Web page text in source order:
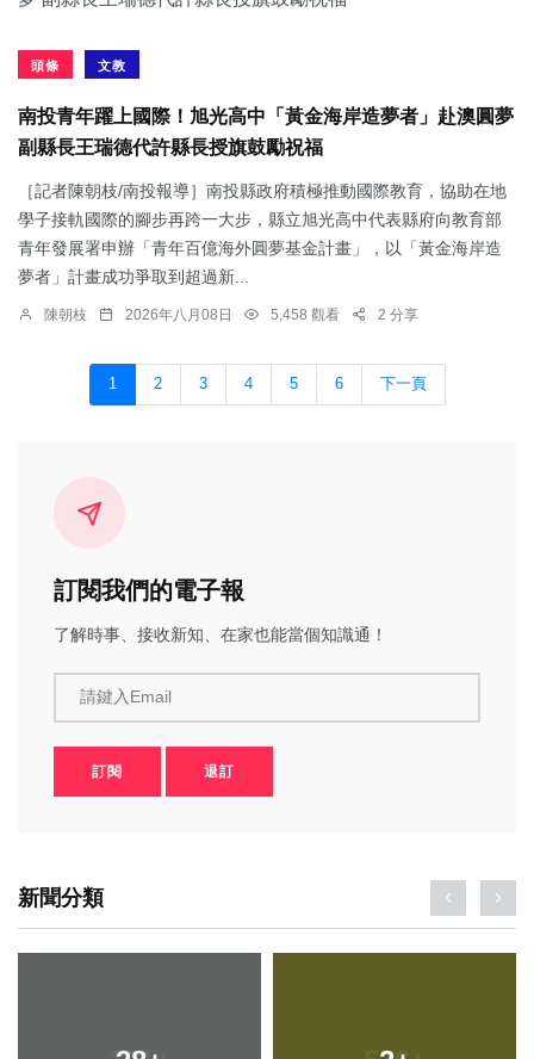
頭條 文教
南投青年躍上國際！旭光高中「黃金海岸造夢者」赴澳圓夢
副縣長王瑞德代許縣長授旗鼓勵祝福
［記者陳朝枝/南投報導］南投縣政府積極推動國際教育，協助在地
學子接軌國際的腳步再跨一大步，縣立旭光高中代表縣府向教育部
青年發展署申辦「青年百億海外圓夢基金計畫」，以「黃金海岸造
夢者」計畫成功爭取到超過新...
陳朝枝 2026年八月08日 5,458 觀看 2 分享
1 2 3 4 5 6 下一頁
訂閱我們的電子報
了解時事、接收新知、在家也能當個知識通！
請鍵入Email
訂閱 退訂
新聞分類